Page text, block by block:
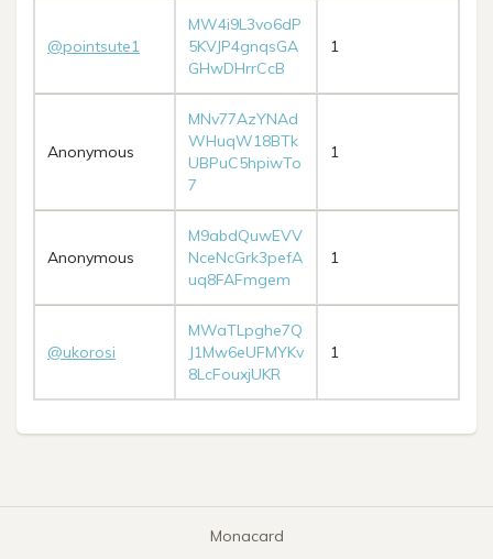
@pointsute1
MW4i9L3vo6dP
5KVJP4gnqsGA
GHwDHrrCcB
1
Anonymous
MNv77AzYNAd
WHuqW18BTk
UBPuC5hpiwTo
7
1
Anonymous
M9abdQuwEVV
NceNcGrk3pefA
uq8FAFmgem
1
@ukorosi
MWaTLpghe7Q
J1Mw6eUFMYKv
8LcFouxjUKR
1
Monacard